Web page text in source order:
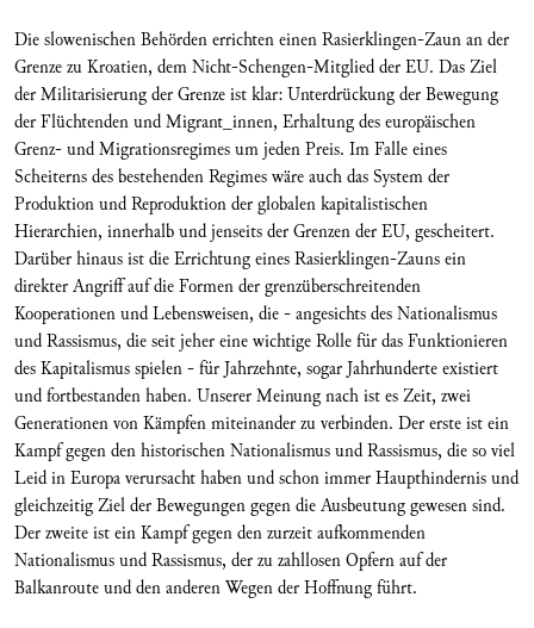
Die slowenischen Behörden errichten einen Rasierklingen-Zaun an der
Grenze zu Kroatien, dem Nicht-Schengen-Mitglied der EU. Das Ziel
der Militarisierung der Grenze ist klar: Unterdrückung der Bewegung
der Flüchtenden und Migrant_innen, Erhaltung des europäischen
Grenz- und Migrationsregimes um jeden Preis. Im Falle eines
Scheiterns des bestehenden Regimes wäre auch das System der
Produktion und Reproduktion der globalen kapitalistischen
Hierarchien, innerhalb und jenseits der Grenzen der EU, gescheitert.
Darüber hinaus ist die Errichtung eines Rasierklingen-Zauns ein
direkter Angriff auf die Formen der grenzüberschreitenden
Kooperationen und Lebensweisen, die - angesichts des Nationalismus
und Rassismus, die seit jeher eine wichtige Rolle für das Funktionieren
des Kapitalismus spielen - für Jahrzehnte, sogar Jahrhunderte existiert
und fortbestanden haben. Unserer Meinung nach ist es Zeit, zwei
Generationen von Kämpfen miteinander zu verbinden. Der erste ist ein
Kampf gegen den historischen Nationalismus und Rassismus, die so viel
Leid in Europa verursacht haben und schon immer Haupthindernis und
gleichzeitig Ziel der Bewegungen gegen die Ausbeutung gewesen sind.
Der zweite ist ein Kampf gegen den zurzeit aufkommenden
Nationalismus und Rassismus, der zu zahllosen Opfern auf der
Balkanroute und den anderen Wegen der Hoffnung führt.